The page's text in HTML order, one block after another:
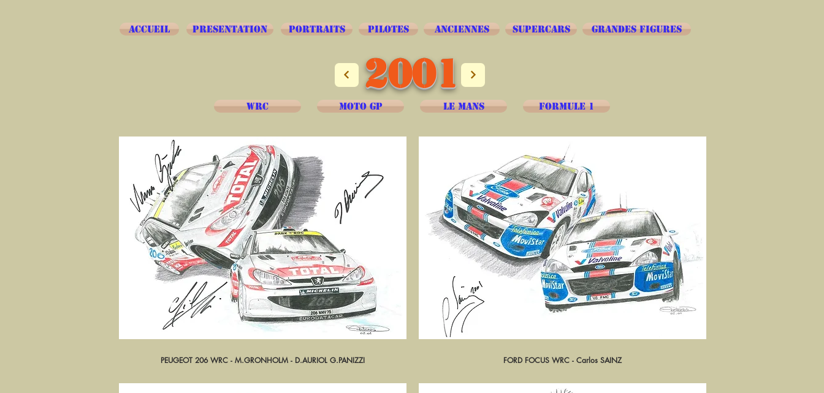
2001
WRC MOTO GP LE MANS FORMULE 1
Aperçu rapide
PEUGEOT 206 WRC - M.GRONHOLM - D.AURIOL G.PANIZZI Aperçu rapide
FORD FOCUS WRC - Carlos SAINZ
SUPERCARS
ANCIENNES
PILOTES
PORTRAITS
PRESENTATION
ACCUEIL GRANDES FIGURES